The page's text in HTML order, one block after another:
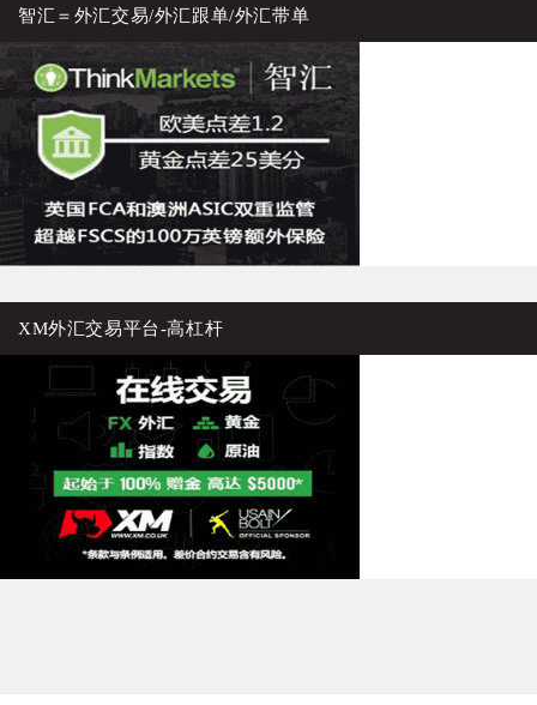
智汇＝外汇交易/外汇跟单/外汇带单
XM外汇交易平台-高杠杆